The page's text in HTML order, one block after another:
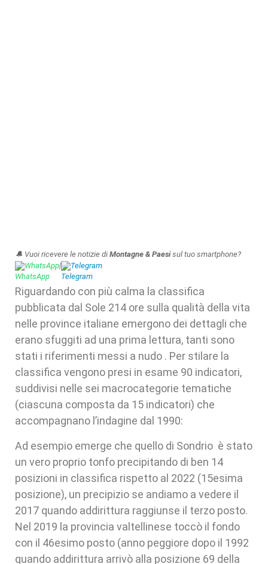
🔔 Vuoi ricevere le notizie di Montagne & Paesisul tuo smartphone?
WhatsApp| Telegram
Riguardando con più calma la classifica
pubblicata dal Sole 214 ore sulla qualità della vita
nelle province italiane emergono dei dettagli che
erano sfuggiti ad una prima lettura, tanti sono
stati i riferimenti messi a nudo . Per stilare la
classifica vengono presi in esame 90 indicatori,
suddivisi nelle sei macrocategorie tematiche
(ciascuna composta da 15 indicatori) che
accompagnano l’indagine dal 1990:
Ad esempio emerge che quello di Sondrio è stato
un vero proprio tonfo precipitando di ben 14
posizioni in classifica rispetto al 2022 (15esima
posizione), un precipizio se andiamo a vedere il
2017 quando addirittura raggiunse il terzo posto.
Nel 2019 la provincia valtellinese toccò il fondo
con il 46esimo posto (anno peggiore dopo il 1992
quando addirittura arrivò alla posizione 69 della